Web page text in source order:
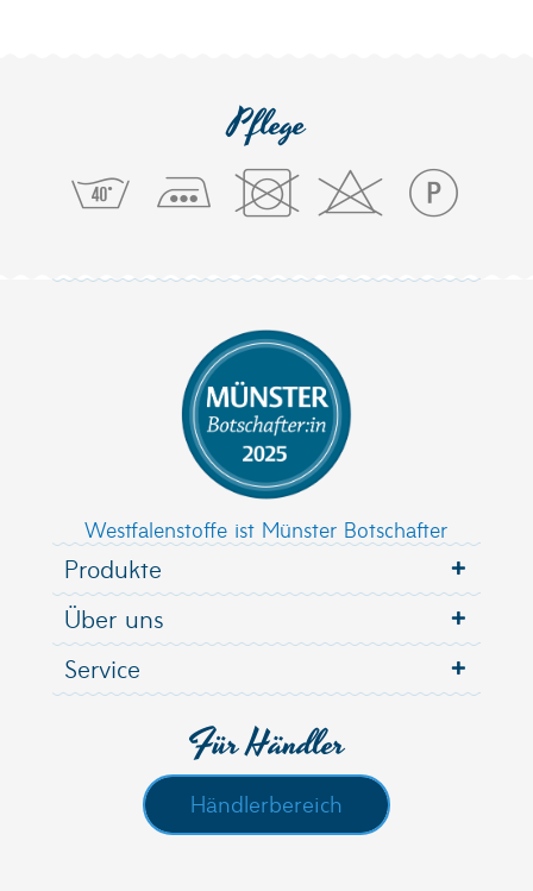
Pflege
Westfalenstoffe ist Münster Botschafter
Produkte
Über uns
Service
Für Händler
Händlerbereich